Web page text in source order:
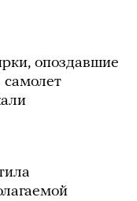
опоздавшие
самолет